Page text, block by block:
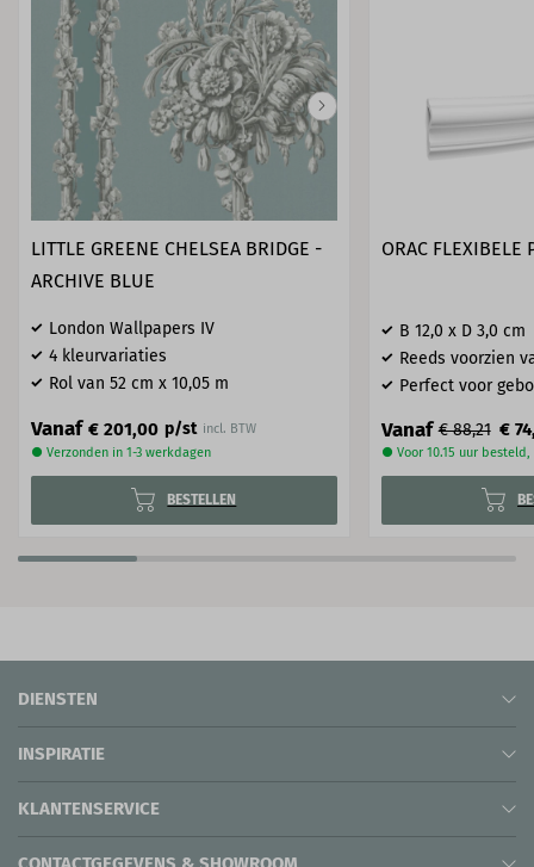
LITTLE GREENE CHELSEA BRIDGE -
ARCHIVE BLUE
London Wallpapers IV
4 kleurvariaties
Rol van 52 cm x 10,05 m
Vanaf € 201,00 p/st incl. BTW
● Verzonden in 1-3 werkdagen
BESTELLEN
ORAC FLEXIBELE
B 12,0 x D 3,0 cm
Reeds voorzien
Perfect voor
Vanaf € 88,21 €
● Voor 10.15 uur
DIENSTEN
INSPIRATIE
KLANTENSERVICE